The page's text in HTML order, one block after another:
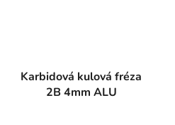
Karbidová kulová fréza
2B 4mm ALU